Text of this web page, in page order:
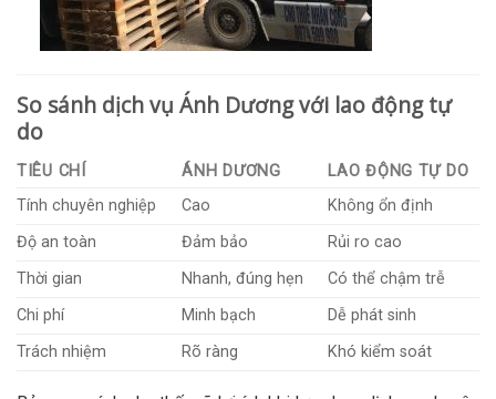
So sánh dịch vụ Ánh Dương với lao động tự
do
TIÊU CHÍ ÁNH DƯƠNG
LAO ĐỘNG TỰ DO
Tính chuyên nghiệp
Cao
Không ổn định
Độ an toàn
Đảm bảo
Rủi ro cao
Thời gian
Nhanh, đúng hẹn
Có thể chậm trễ
Chi phí
Minh bạch
Dễ phát sinh
Trách nhiệm
Rõ ràng Khó kiểm soát